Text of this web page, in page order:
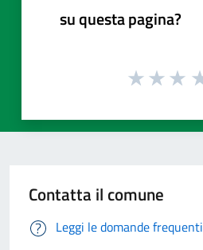
su questa pagina?
Contatta il comune
Leggi le domande frequenti